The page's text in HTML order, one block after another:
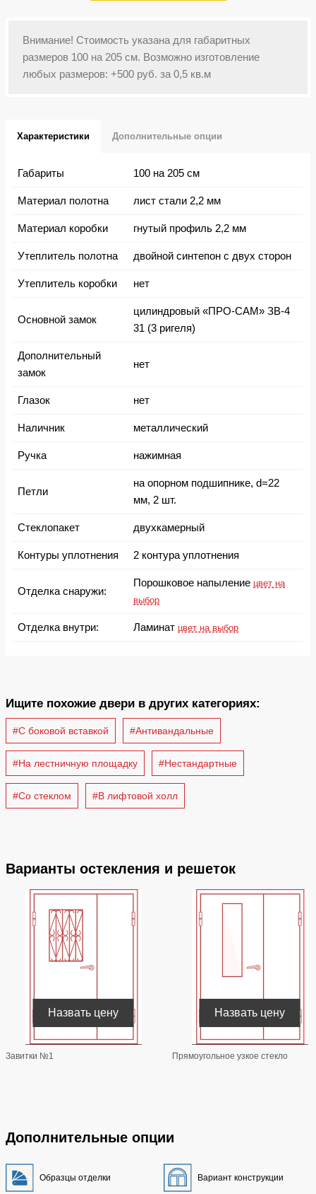
Внимание! Стоимость указана для габаритных
размеров 100 на 205 см. Возможно изготовление
любых размеров: +500 руб. за 0,5 кв.м
Характеристики Дополнительные опции
Габариты 100 на 205 см
Материал полотна лист стали 2,2 мм
Материал коробки гнутый профиль 2,2 мм
Утеплитель полотна двойной синтепон с двух сторон
Утеплитель коробки нет
Основной замок
цилиндровый «ПРО-САМ» ЗВ-4
31 (3 ригеля)
Дополнительный
замок
нет
Глазок нет
Наличник металлический
Ручка нажимная
Петли
на опорном подшипнике, d=22
мм, 2 шт.
Стеклопакет двухкамерный
Контуры уплотнения 2 контура уплотнения
Отделка снаружи:
Порошковое напыление цвет на
выбор
Отделка внутри: Ламинат цвет на выбор
Ищите похожие двери в других категориях:
#С боковой вставкой #Антивандальные
#На лестничную площадку #Нестандартные
#Со стеклом #В лифтовой холл
Варианты остекления и решеток
Завитки №1
Назвать цену
Прямоугольное узкое стекло
Назвать цену
Дополнительные опции
Образцы отделки Вариант конструкции